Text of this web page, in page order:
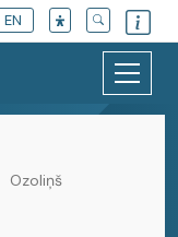
EN
Ozoliņš